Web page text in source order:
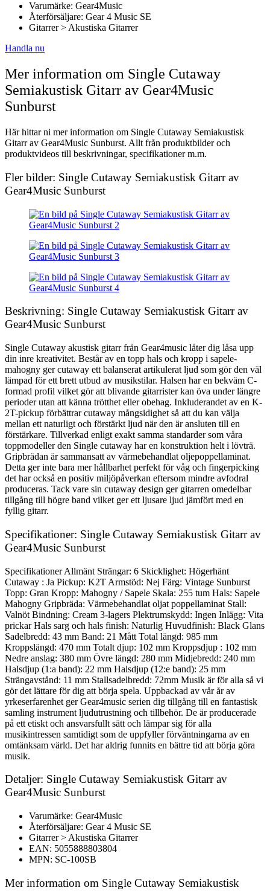
Varumärke: Gear4Music
Återförsäljare: Gear 4 Music SE
Gitarrer > Akustiska Gitarrer
Handla nu
Mer information om Single Cutaway
Semiakustisk Gitarr av Gear4Music
Sunburst
Här hittar ni mer information om Single Cutaway Semiakustisk
Gitarr av Gear4Music Sunburst. Allt från produktbilder och
produktvideos till beskrivningar, specifikationer m.m.
Fler bilder: Single Cutaway Semiakustisk Gitarr av
Gear4Music Sunburst
Beskrivning: Single Cutaway Semiakustisk Gitarr av
Gear4Music Sunburst
Single Cutaway akustisk gitarr från Gear4music låter dig låsa upp
din inre kreativitet. Består av en topp hals och kropp i sapele-
mahogny ger cutaway ett balanserat artikulerat ljud som gör den väl
lämpad för ett brett utbud av musikstilar. Halsen har en bekväm C-
formad profil vilket gör att blivande gitarrister kan öva under längre
perioder utan att känna trötthet eller obehag. Inkluderandet av en K-
2T-pickup förbättrar cutaway mångsidighet så att du kan välja
mellan ett naturligt och förstärkt ljud när den är ansluten till en
förstärkare. Tillverkad enligt exakt samma standarder som våra
toppmodeller den Single cutaway har en konstruktion helt i lövträ.
Gripbrädan är sammansatt av värmebehandlat oljepoppellaminat.
Detta ger inte bara mer hållbarhet perfekt för våg och fingerpicking
det har också en positiv miljöpåverkan eftersom mindre avfodral
produceras. Tack vare sin cutaway design ger gitarren omedelbar
tillgång till högre band vilket ger ett ljusare ljud jämfört med en
fyllig gitarr.
Specifikationer: Single Cutaway Semiakustisk Gitarr av
Gear4Music Sunburst
Specifikationer Allmänt Strängar: 6 Skicklighet: Högerhänt
Cutaway : Ja Pickup: K2T Armstöd: Nej Färg: Vintage Sunburst
Topp: Gran Kropp: Mahogny / Sapele Skala: 255 tum Hals: Sapele
Mahogny Gripbräda: Värmebehandlat oljat poppellaminat Stall:
Valnöt Bindning: Cream 3-lagers Plektrumskydd: Ingen Inlägg: Vita
prickar Hals sarg och hals finish: Naturlig Huvudfinish: Black Glans
Sadelbredd: 43 mm Band: 21 Mått Total längd: 985 mm
Kroppslängd: 470 mm Totalt djup: 102 mm Kroppsdjup : 102 mm
Nedre anslag: 380 mm Övre längd: 280 mm Midjebredd: 240 mm
Halsdjup (1:a band): 22 mm Halsdjup (12:e band): 25 mm
Strängavstånd: 11 mm Stallsadelbredd: 72mm Musik är för alla så vi
gör det lättare för dig att börja spela. Uppbackad av vår år av
yrkeserfarenhet ger Gear4music serien dig tillgång till en fantastisk
samling instrument ljudutrustning och tillbehör. De är producerade
på ett etiskt och ansvarsfullt sätt och lämpar sig för alla
musikintressen samtidigt som de uppfyller förväntningarna av en
omtänksam värld. Det har aldrig funnits en bättre tid att börja göra
musik.
Detaljer: Single Cutaway Semiakustisk Gitarr av
Gear4Music Sunburst
Varumärke: Gear4Music
Återförsäljare: Gear 4 Music SE
Gitarrer > Akustiska Gitarrer
EAN: 5055888803804
MPN: SC-100SB
Mer information om Single Cutaway Semiakustisk